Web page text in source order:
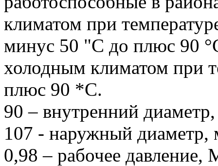
климатом при
минус 50 "С до плюс 90
холодным климатом при
плюс 90 *С.
90 – внутренний
107 - наружный диаметр,
0,98 – рабочее